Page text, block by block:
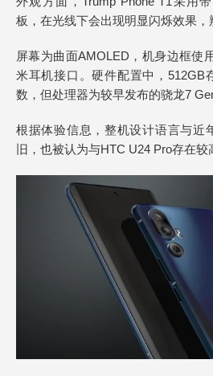
板，在光线下会出现明显闪烁效果，
屏幕为曲面AMOLED，机身边框使
米耳机接口。硬件配置中，512GB
数，但处理器为较早发布的骁龙7
根据体验信息，整机设计语言与近
旧，也被认为与HTC U24 Pro存在较